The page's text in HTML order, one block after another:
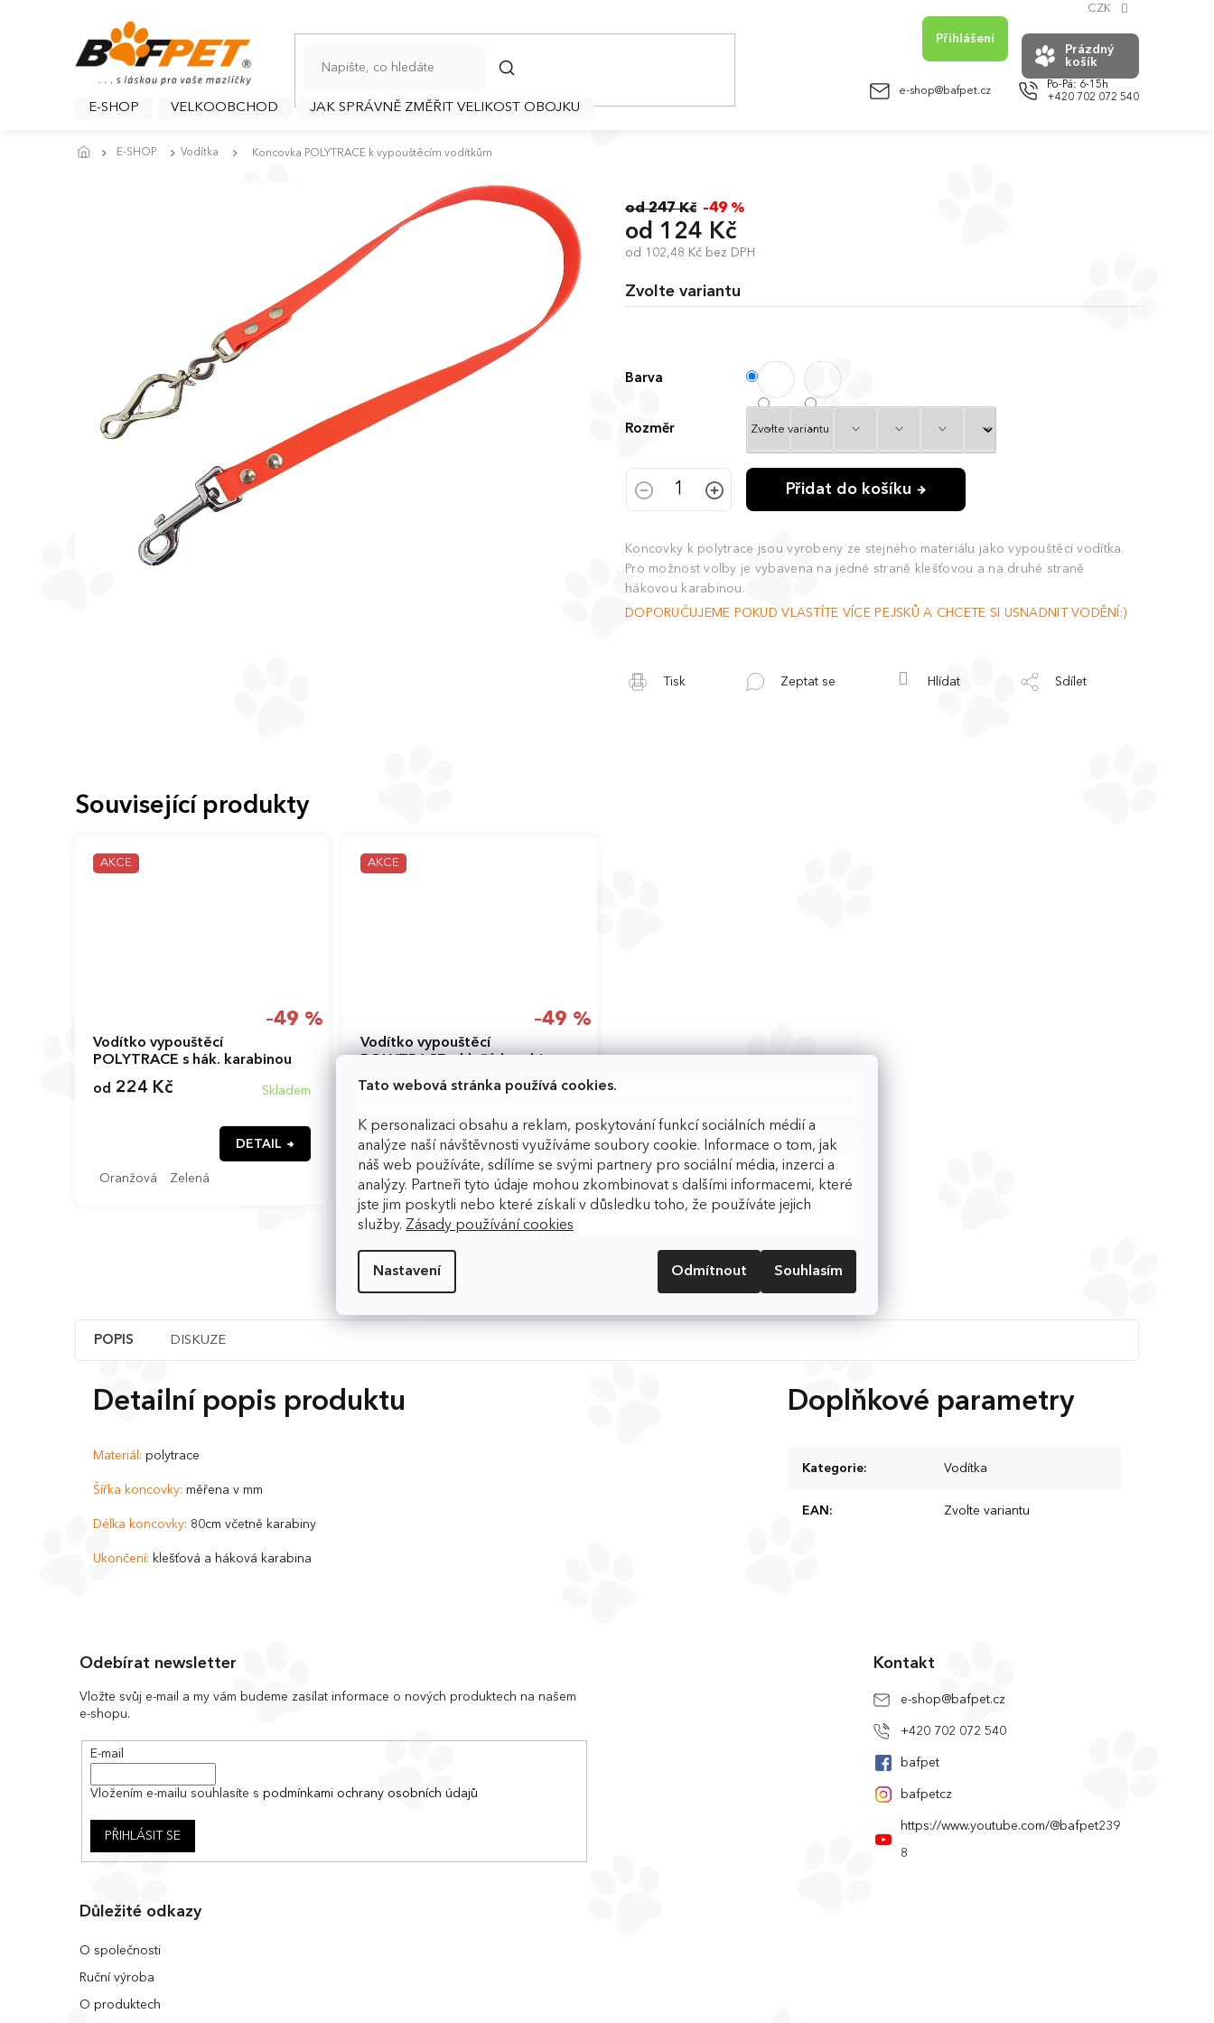
Tato webová stránka používá cookies.
K personalizaci obsahu a reklam, poskytování funkcí sociálních médií a
analýze naší návštěvnosti využíváme soubory cookie. Informace o tom, jak
náš web používáte, sdílíme se svými partnery pro sociální média, inzerci a
analýzy. Partneři tyto údaje mohou zkombinovat s dalšími informacemi, které
jste jim poskytli nebo které získali v důsledku toho, že používáte jejich
služby. Zásady používání cookies
Nastavení Odmítnout Souhlasím
+420 702 072 540
e-shop@bafpet.cz
CZK
Přihlášení
HLEDAT
NÁKUPNÍ
KOŠÍK
Prázdný
košík
E-SHOP VELKOOBCHOD JAK SPRÁVNĚ ZMĚŘIT VELIKOST OBOJKU
E-SHOP Vodítka Koncovka POLYTRACE k vypouštěcím vodítkům
od 247 Kč –49 %
od 124 Kč
od 102,48 Kč bez DPH
Zvolte variantu
Barva
Rozměr
Přidat do košíku
Koncovky k polytrace jsou vyrobeny ze stejného materiálu jako vypouštěcí vodítka.
Pro možnost volby je vybavena na jedné straně klešťovou a na druhé straně
hákovou karabinou.
DOPORUČUJEME POKUD VLASTÍTE VÍCE PEJSKŮ A CHCETE SI USNADNIT VODĚNÍ:)
Tisk Zeptat se Hlídat Sdílet
Související produkty
AKCE
–49 %
Vodítko vypouštěcí
POLYTRACE s hák. karabinou
Skladem
od 224 Kč
DETAIL
Oranžová Zelená
AKCE
–49 %
Vodítko vypouštěcí
Skladem
od244 Kč
DETAIL
Oranžová Zelená
POPIS DISKUZE
Detailní popis produktu
Materiál: polytrace
Šířka koncovky: měřena v mm
Délka koncovky: 80cm včetně karabiny
Ukončení: klešťová a háková karabina
Doplňkové parametry
Kategorie: Vodítka
EAN : Zvolte variantu
Odebírat newsletter
Vložte svůj e-mail a my vám budeme zasílat informace o nových produktech na našem
e-shopu.
E-mail
Vložením e-mailu souhlasíte s podmínkami ochrany osobních údajů
PŘIHLÁSIT SE
Kontakt
e-shop@bafpet.cz
+420 702 072 540
bafpet
bafpetcz
https://www.youtube.com/@bafpet239
8
Důležité odkazy
O společnosti
Ruční výroba
O produktech